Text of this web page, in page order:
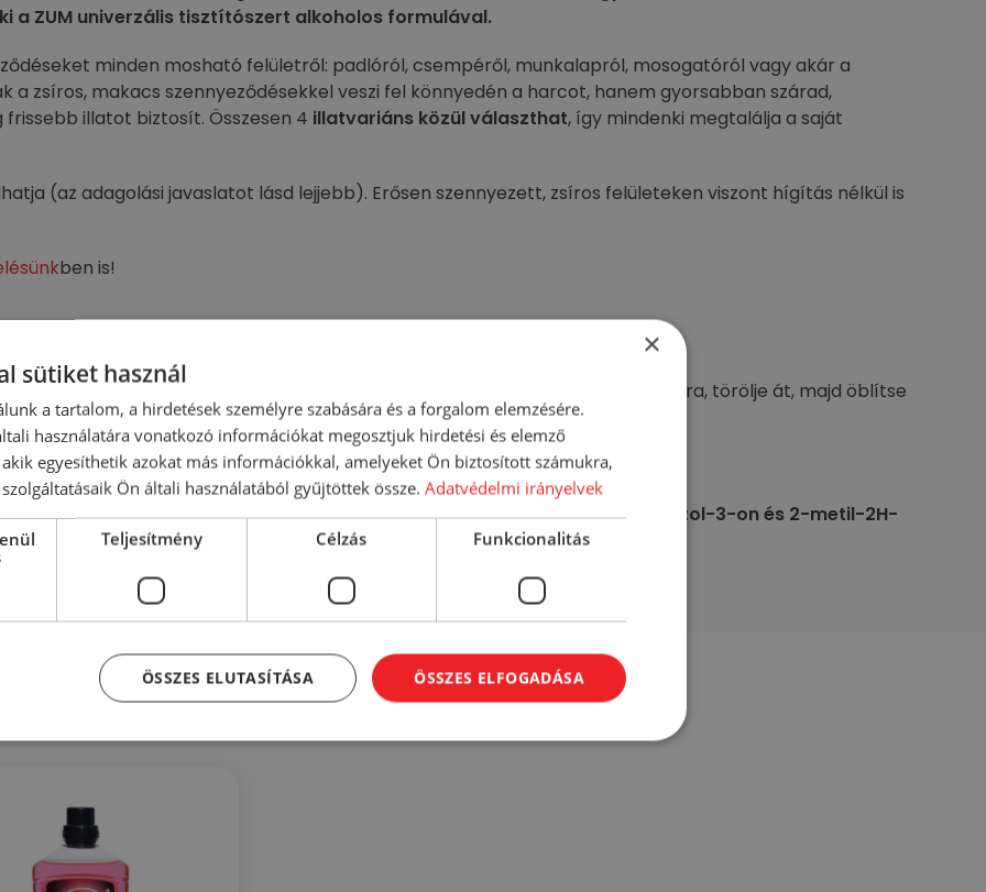
a ZUM univerzális tisztítószert alkoholos formulával.
minden mosható felületről: padlóról, csempéről, munkalapról, mosogatóról vagy akár a
a zsíros, makacs szennyeződésekkel veszi fel könnyedén a harcot, hanem gyorsabban szárad,
illatot biztosít. Összesen 4 illatvariáns közül választhat, így mindenki megtalálja a saját
(az adagolási javaslatot lásd lejjebb). Erősen szennyezett, zsíros felületeken viszont hígítás nélkül is
ben is!
hígítva alkalmazza: 10 liter vízhez 50 ml
tűzhely) hígítatlanul tegyen a tisztítószerből a felületre vagy egy szivacsra, törölje át, majd öblítse
<5 % nem ionos felületaktív anyagok, illatszerek, 5-klór-2-metil-2H-izotiazol-3-on és 2-metil-2H-
Limonene
×
sütiket használ
a tartalom, a hirdetések személyre szabására és a forgalom elemzésére.
használatára vonatkozó információkat megosztjuk hirdetési és elemző
egyesíthetik azokat más információkkal, amelyeket Ön biztosított számukra,
Ön általi használatából gyűjtöttek össze. Adatvédelmi irányelvek
Teljesítmény Célzás Funkcionalitás
ÖSSZES ELFOGADÁSA
ÖSSZES ELUTASÍTÁSA